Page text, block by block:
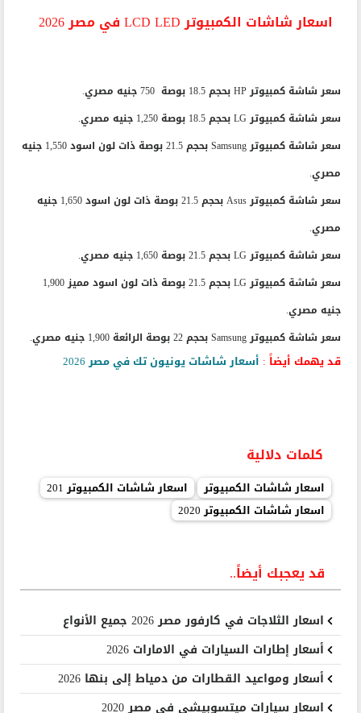
اسعار شاشات الكمبيوتر LCD LED في مصر 2026
سعر شاشة كمبيوتر HP بحجم 18.5 بوصة 750 جنيه مصري.
سعر شاشة كمبيوتر LG بحجم 18.5 بوصة 1,250 جنيه مصري.
سعر شاشة كمبيوتر Samsung بحجم 21.5 بوصة ذات لون اسود 1,550 جنيه
مصري.
سعر شاشة كمبيوتر Asus بحجم 21.5 بوصة ذات لون اسود 1,650 جنيه
مصري.
سعر شاشة كمبيوتر LG بحجم 21.5 بوصة 1,650 جنيه مصري.
سعر شاشة كمبيوتر LG بحجم 21.5 بوصة ذات لون اسود مميز 1,900
جنيه مصري.
سعر شاشة كمبيوتر Samsung بحجم 22 بوصة الرائعة 1,900 جنيه مصري.
قد يهمك أيضاً : أسعار شاشات يونيون تك في مصر 2026
كلمات دلالية
اسعار شاشات الكمبيوتر
اسعار شاشات الكمبيوتر 201
اسعار شاشات الكمبيوتر 2020
قد يعجبك أيضاً..
اسعار الثلاجات في كارفور مصر 2026 جميع الأنواع
أسعار إطارات السيارات في الامارات 2026
أسعار ومواعيد القطارات من دمياط إلى بنها 2026
اسعار سيارات ميتسوبيشي في مصر 2020